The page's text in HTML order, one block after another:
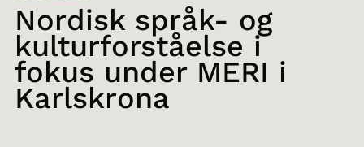
Nordisk språk- og
kulturforståelse i
fokus under MERI i
Karlskrona